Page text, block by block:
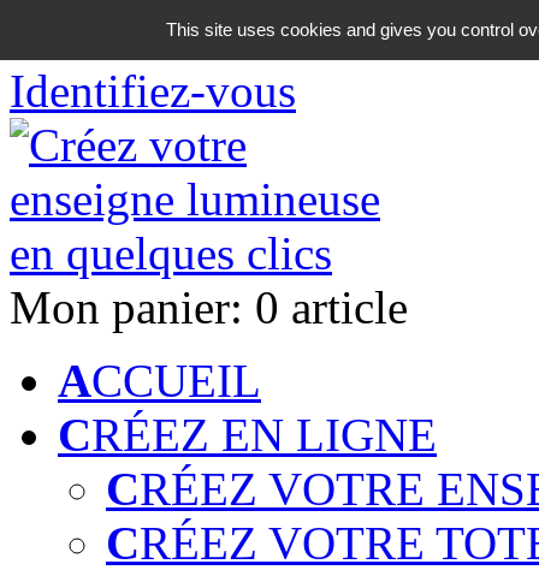
06 18 42 08 59
Identifiez-vous
Mon panier: 0 article
ACCUEIL
CRÉEZ EN LIGNE
CRÉEZ VOTRE
CRÉEZ VOTRE
This site uses cookies and gives you control